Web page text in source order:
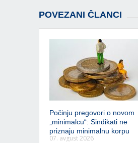
POVEZANI ČLANCI
Počinju pregovori o novom
„minimalcu“: Sindikati ne
priznaju minimalnu korpu
07. avgust 2026